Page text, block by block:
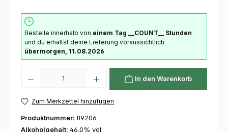
Bestelle innerhalb von einem Tag
__COUNT__ Stunden
und du erhältst deine Lieferung voraussichtlich
übermorgen, 11.08.2026.
In den Warenkorb
Zum Merkzettel hinzufügen
Produktnummer: fl9206
Alkoholgehalt: 46.0% vol.